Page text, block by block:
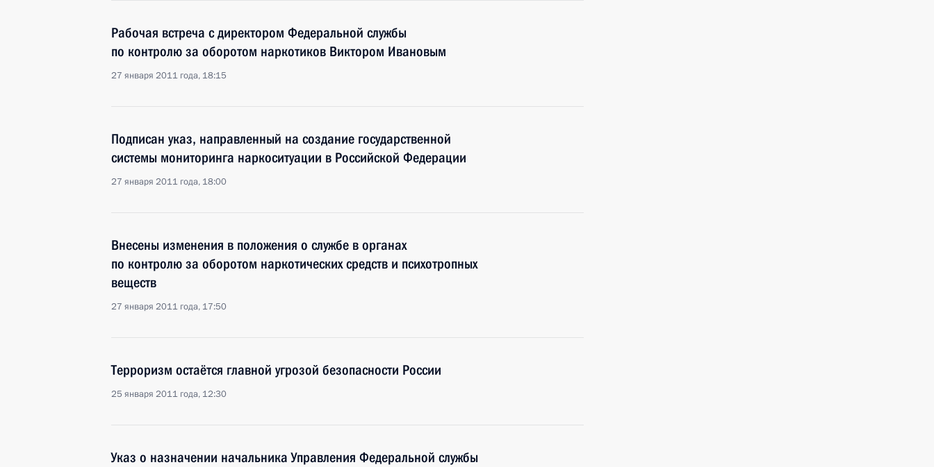
Рабочая встреча с директором Федеральной службы
по контролю за оборотом наркотиков Виктором Ивановым
27 января 2011 года, 18:15
Подписан указ, направленный на создание государственной
системы мониторинга наркоситуации в Российской Федерации
27 января 2011 года, 18:00
Внесены изменения в положения о службе в органах
по контролю за оборотом наркотических средств и психотропных
веществ
27 января 2011 года, 17:50
Терроризм остаётся главной угрозой безопасности России
25 января 2011 года, 12:30
Указ о назначении начальника Управления Федеральной службы